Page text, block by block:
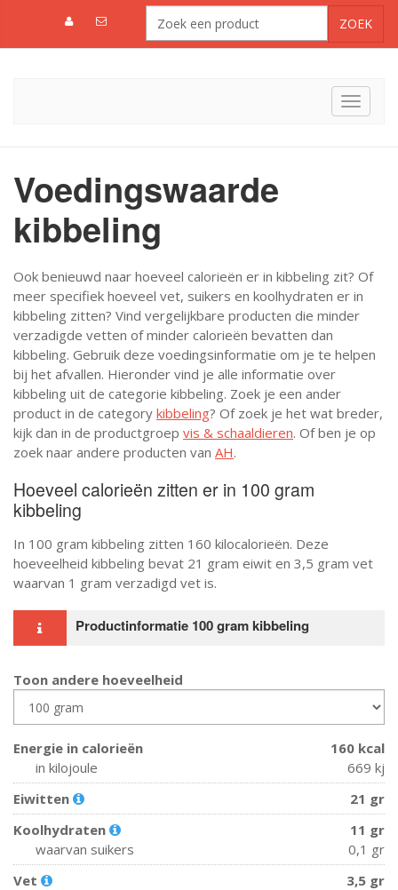
Toggle
Voedingswaarde
kibbeling
Ook benieuwd naar hoeveel calorieën er in kibbeling zit? Of
meer specifiek hoeveel vet, suikers en koolhydraten er in
kibbeling zitten? Vind vergelijkbare producten die minder
verzadigde vetten of minder calorieën bevatten dan
kibbeling. Gebruik deze voedingsinformatie om je te helpen
bij het afvallen. Hieronder vind je alle informatie over
kibbeling uit de categorie kibbeling. Zoek je een ander
product in de category kibbeling? Of zoek je het wat breder,
kijk dan in de productgroep vis & schaaldieren. Of ben je op
zoek naar andere producten van AH.
Hoeveel calorieën zitten er in 100 gram
kibbeling
In 100 gram kibbeling zitten 160 kilocalorieën. Deze
hoeveelheid kibbeling bevat 21 gram eiwit en 3,5 gram vet
waarvan 1 gram verzadigd vet is.
Productinformatie 100 gram kibbeling
Toon andere hoeveelheid
Energie in calorieën
160 kcal
in kilojoule
669 kj
Eiwitten
21 gr
Koolhydraten
11 gr
waarvan suikers
0,1 gr
Vet
3,5 gr